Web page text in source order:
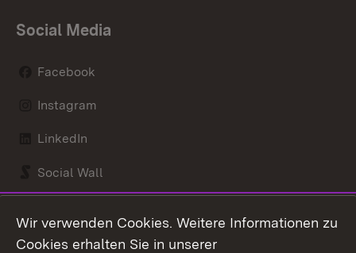
Social Media
Facebook
Instagram
LinkedIn
Social Wall
Wir verwenden Cookies. Weitere Informationen zu
Cookies erhalten Sie in unserer